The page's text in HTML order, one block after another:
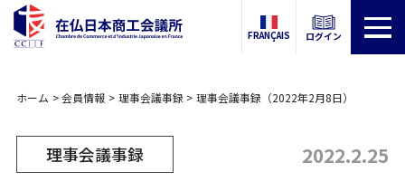
FRANÇAIS ログイン
ホーム 会員情報 理事会議事録 理事会議事録（2022年2月8日）
理事会議事録 2022.2.25